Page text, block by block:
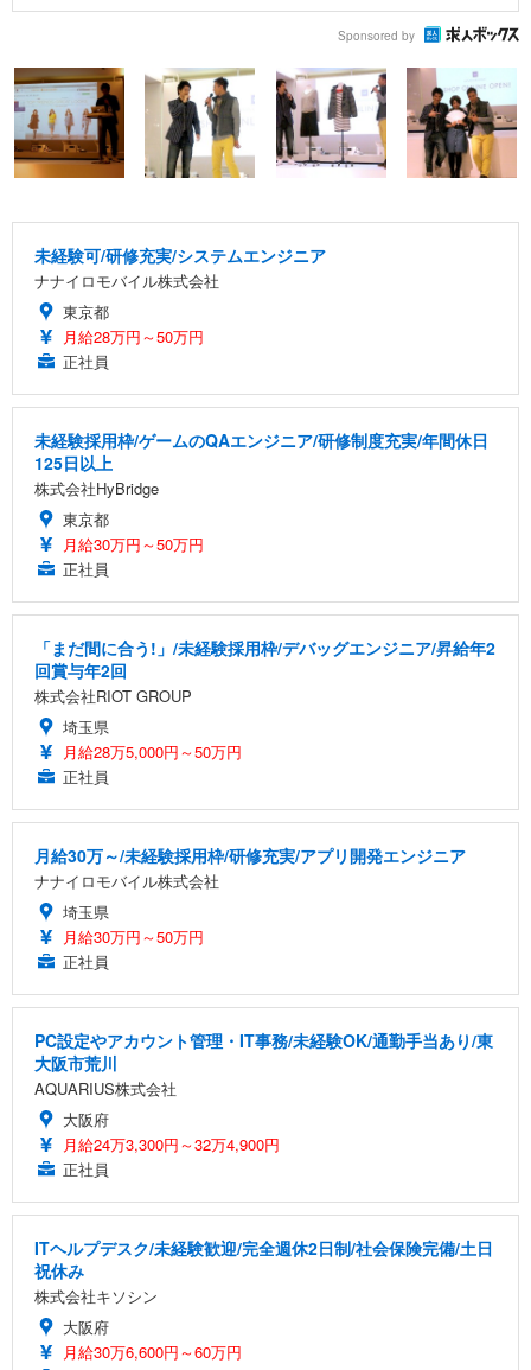
Sponsored by
未経験可/研修充実/システムエンジニア
ナナイロモバイル株式会社
東京都
月給28万円～50万円
正社員
未経験採用枠/ゲームのQAエンジニア/研修制度充実/年間休日
125日以上
株式会社HyBridge
東京都
月給30万円～50万円
正社員
「まだ間に合う!」/未経験採用枠/デバッグエンジニア/昇給年2
回賞与年2回
株式会社RIOT GROUP
埼玉県
月給28万5,000円～50万円
正社員
月給30万～/未経験採用枠/研修充実/アプリ開発エンジニア
ナナイロモバイル株式会社
埼玉県
月給30万円～50万円
正社員
PC設定やアカウント管理・IT事務/未経験OK/通勤手当あり/東
大阪市荒川
AQUARIUS株式会社
大阪府
月給24万3,300円～32万4,900円
正社員
ITヘルプデスク/未経験歓迎/完全週休2日制/社会保険完備/土日
祝休み
株式会社キソシン
大阪府
月給30万6,600円～60万円